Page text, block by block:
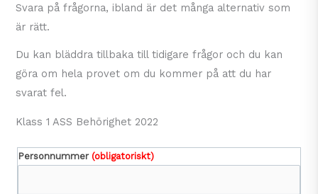
Svara på frågorna, ibland är det många alternativ som
är rätt.
Du kan bläddra tillbaka till tidigare frågor och du kan
göra om hela provet om du kommer på att du har
svarat fel.
Klass 1 ASS Behörighet 2022
Personnummer (obligatoriskt)